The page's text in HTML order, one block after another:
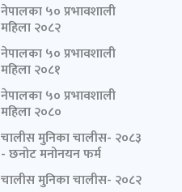
नेपालका ५० प्रभावशाली
महिला २०८२
नेपालका ५० प्रभावशाली
महिला २०८१
नेपालका ५० प्रभावशाली
महिला २०८०
चालीस मुनिका चालीस- २०८३
- छनोट मनोनयन फर्म
चालीस मुनिका चालीस- २०८२